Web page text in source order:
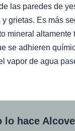
las paredes de
grietas. Es más
mineral altamente
se adhieren
vapor de agua
lo hace Alcove